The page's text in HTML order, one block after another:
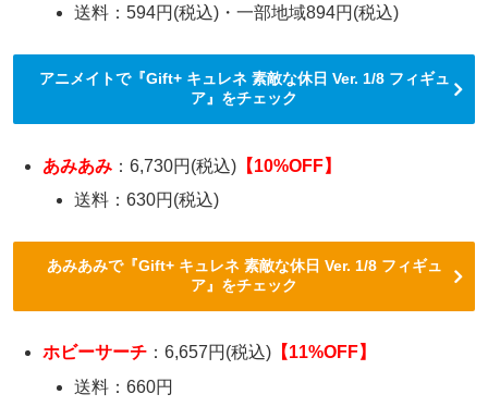
送料：594円(税込)・一部地域894円(税込)
アニメイトで『Gift+ キュレネ 素敵な休日 Ver. 1/8 フィギュ
ア』をチェック
あみあみ ：6,730円(税込) 【10%OFF】
送料：630円(税込)
あみあみで『Gift+ キュレネ 素敵な休日 Ver. 1/8 フィギュ
ア』をチェック
ホビーサーチ ：6,657円(税込) 【11%OFF】
送料：660円